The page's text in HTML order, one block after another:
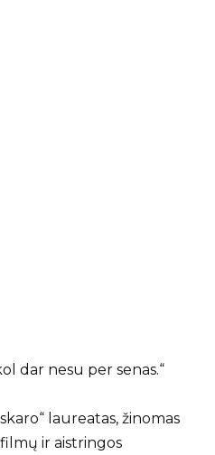
dar nesu per senas.“
laureatas, žinomas
ir aistringos